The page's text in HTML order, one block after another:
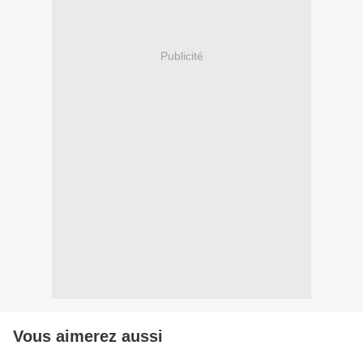
Publicité
Vous aimerez aussi